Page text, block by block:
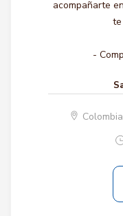
acompañarte
te
-